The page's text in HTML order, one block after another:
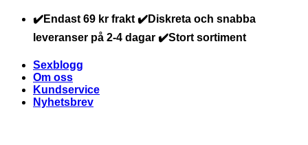
Skip
content
✔️Endast 69 kr frakt ✔️Diskreta och snabba
leveranser på 2-4 dagar ✔️Stort sortiment
Sexblogg
Om oss
Kundservice
Nyhetsbrev